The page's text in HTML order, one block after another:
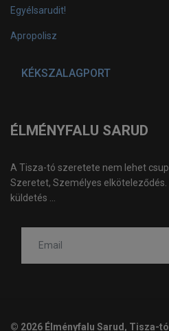
Egyélsarudit!
Apropolisz
KÉKSZALAGPORT
ÉLMÉNYFALU SARUD
A Tisza-tó szeretete nem lehet
Szeretet, Személyes
küldetés ...
© 2026 Élményfalu Sarud, Tisza-tó